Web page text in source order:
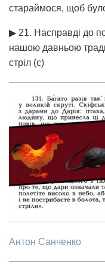
стараймося, щоб
▶ 21. Насправді до
нашою давньою
стріл (с)
Антон Санченко